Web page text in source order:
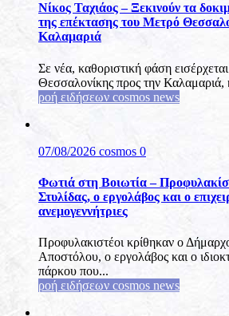
Νίκος Ταχιάος – Ξεκινούν τα
της επέκτασης του Μετρό
Καλαμαριά
Σε νέα, καθοριστική φάση
Θεσσαλονίκης προς την
ροή ειδήσεων cosmos news
07/08/2026 cosmos 0
Φωτιά στη Βοιωτία –
Στυλίδας, ο εργολάβος και ο
ανεμογεννήτριες
Προφυλακιστέοι κρίθηκαν ο
Αποστόλου, ο εργολάβος και ο
πάρκου που...
ροή ειδήσεων cosmos news